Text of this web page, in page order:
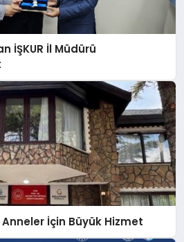
İŞKUR İl Müdürü
İçin Büyük Hizmet